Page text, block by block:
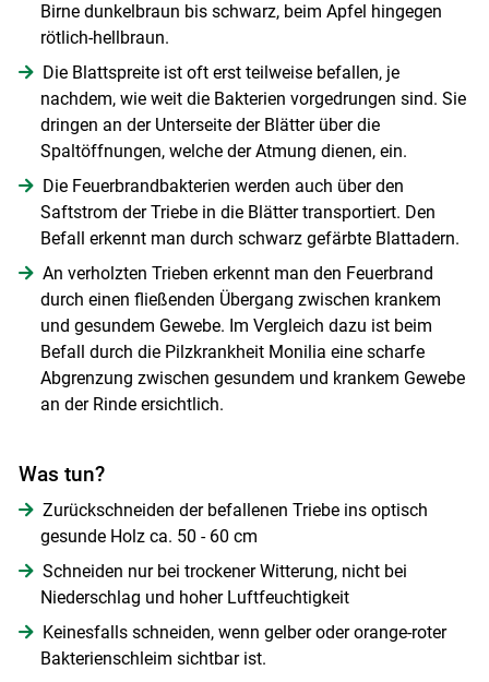
Skip to main content
Birne dunkelbraun bis schwarz, beim Apfel hingegen
rötlich-hellbraun.
Die Blattspreite ist oft erst teilweise befallen, je
nachdem, wie weit die Bakterien vorgedrungen sind. Sie
dringen an der Unterseite der Blätter über die
Spaltöffnungen, welche der Atmung dienen, ein.
Die Feuerbrandbakterien werden auch über den
Saftstrom der Triebe in die Blätter transportiert. Den
Befall erkennt man durch schwarz gefärbte Blattadern.
An verholzten Trieben erkennt man den Feuerbrand
durch einen fließenden Übergang zwischen krankem
und gesundem Gewebe. Im Vergleich dazu ist beim
Befall durch die Pilzkrankheit Monilia eine scharfe
Abgrenzung zwischen gesundem und krankem Gewebe
an der Rinde ersichtlich.
Was tun?
Zurückschneiden der befallenen Triebe ins optisch
gesunde Holz ca. 50 - 60 cm
Schneiden nur bei trockener Witterung, nicht bei
Niederschlag und hoher Luftfeuchtigkeit
Keinesfalls schneiden, wenn gelber oder orange-roter
Bakterienschleim sichtbar ist.